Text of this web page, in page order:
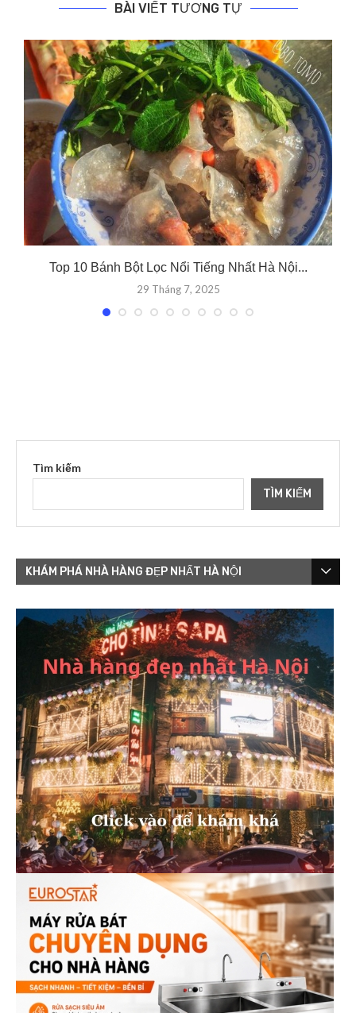
BÀI VIẾT TƯƠNG TỰ
Top 10 Bánh Bột Lọc Nổi Tiếng Nhất Hà Nội...
29 Tháng 7, 2025
Tìm kiếm
TÌM KIẾM
KHÁM PHÁ NHÀ HÀNG ĐẸP NHẤT HÀ NỘI